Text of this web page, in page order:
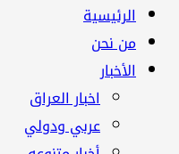
القائمة
الرئيسية
الرئيسية
من نحن
الأخبار
اخبار العراق
عربي ودولي